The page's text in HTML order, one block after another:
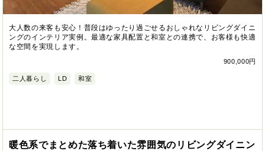
大人数の来客も安心！普段はゆったり過ごせるおしゃれなリビングダイニ
ングのインテリア実例。最適な家具配置と和室との連携で、お客様も快適
な空間を実現します。
900,000円
二人暮らし LD 和室
暖色系でまとめた落ち着いた雰囲気のリビングダイニン